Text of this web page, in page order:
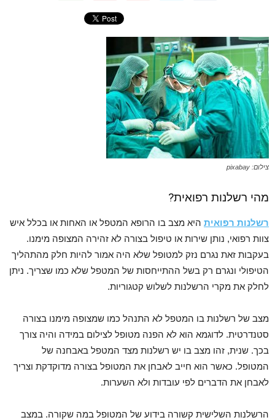
צילום: pixabay
מהי רשלנות רפואית?
רשלנות רפואית היא מצב בו הרופא המטפל או האחות או בכלל איש
צוות רפואי, נותן שירות או טיפול בצורה לא זהירה המצופה מימנו.
בעקבות זאת נגרם נזק למטופל שלא היה אמור להיות חלק מהתהליך
הטיפולי ונגרם רק בשל ההתייחסות של המטפל שלא כמו שצריך. ניתן
לחלק את מקרי הרשלנות לשלוש קטגוריות.
מצב של רשלנות בו המטפל לא התנהל כמו שמצופה מימנו בצורה
סטנדרטית. לדוגמא הוא לא הפנה מטופל לצילום במידה והיה צורך
בכך. שנית, זהו מצב בו יש רשלנות מצד המטפל באבחנה של
המטופל. כאשר הוא חייב לאבחן את המטופל בצורה מדוקדקת וצריך
לאבחן את הדברים לפי עובדות ולא השערות.
הרשלנות השלישית קשורה בידוע של המטופל במה שקורה. במצב